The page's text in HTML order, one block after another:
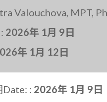
Valouchova, MPT,
2026年 1月 9日
年 1月 12日
Date: : 2026年 1月 9日